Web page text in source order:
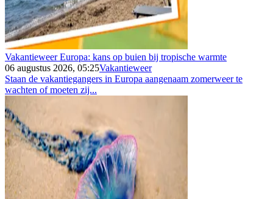
Vakantieweer Europa: kans op buien bij tropische warmte
06 augustus 2026, 05:25Vakantieweer
Staan de vakantiegangers in Europa aangenaam zomerweer te
wachten of moeten zij...